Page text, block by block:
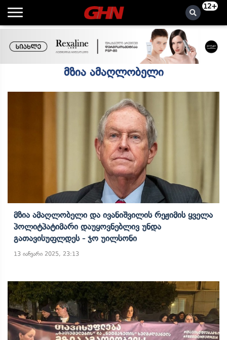
12+
მზია ამაღლობელი
Მზია Ამაღლობელი Და Ივანიშვილის Რეჟიმის Ყველა
Პოლიტპატიმარი Დაუყოვნებლივ Უნდა
Გათავისუფლდეს - Ჯო Უილსონი
13 იანვარი 2025, 23:13